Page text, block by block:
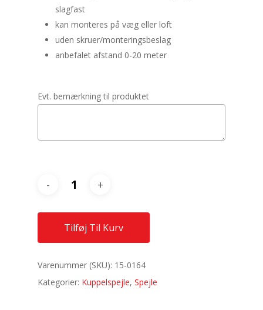
slagfast
kan monteres på væg eller loft
uden skruer/monteringsbeslag
anbefalet afstand 0-20 meter
Evt. bemærkning til produktet
Tilføj Til Kurv
Varenummer (SKU): 15-0164
Kategorier: Kuppelspejle, Spejle